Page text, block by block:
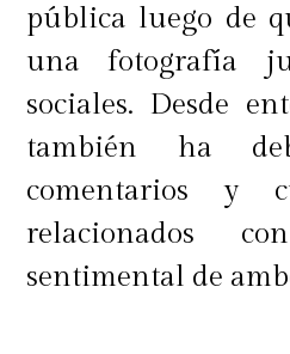
pública luego de
una fotografía
sociales. Desde
también ha
comentarios y
relacionados
sentimental de